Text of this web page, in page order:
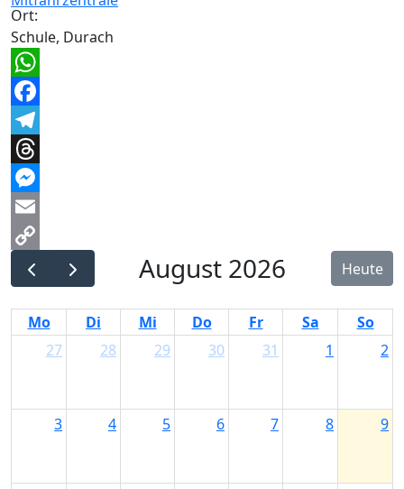
Ort:
Schule, Durach
WhatsApp
Facebook
Telegram
Threads
Messenger
Email
Copy
Link
August 2026 Heute
Mo Di Mi Do Fr Sa
So
27
28 29 30 31 1 2
3 4 5 6 7 8 9